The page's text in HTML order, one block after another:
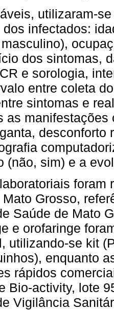
utilizaram-
infectados:
dos sintomas,
e sorologia,
entre coleta
sintomas e
as
desconforto
(não, sim) e a
foram
Grosso,
Saúde de Mato
e orofaringe
utilizando-se kit
enquanto
rápidos
Bio-activity, lote
Vigilância